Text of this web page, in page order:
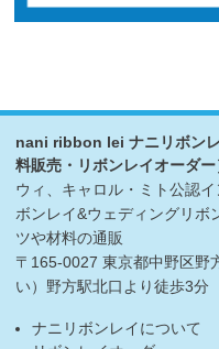
nani ribbon lei ナニリボン
料販売・リボンレイオーダー
ウィ、キャロル・ミト公認
ボンレイ&ウェディングリボ
ツや材料の通販
〒165-0027 東京都中野区野
い）野方駅北口より徒歩3分
ナニリボンレイについて